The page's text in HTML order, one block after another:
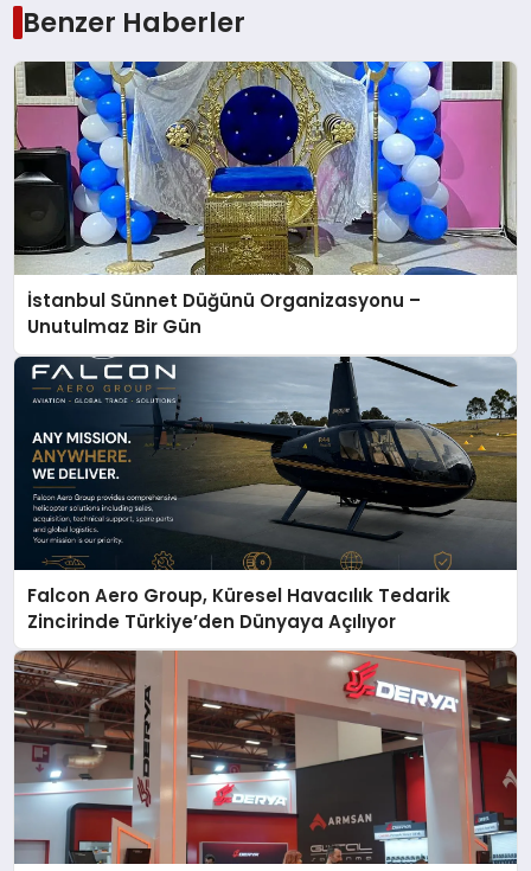
Benzer Haberler
İstanbul Sünnet Düğünü Organizasyonu –
Unutulmaz Bir Gün
Falcon Aero Group, Küresel Havacılık Tedarik
Zincirinde Türkiye’den Dünyaya Açılıyor